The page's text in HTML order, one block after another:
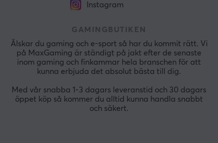
Instagram
GAMINGBUTIKEN
Älskar du gaming och e-sport så har du kommit rätt. Vi
på MaxGaming är ständigt på jakt efter de senaste
inom gaming och finkammar hela branschen för att
kunna erbjuda det absolut bästa till dig.
Med vår snabba 1-3 dagars leveranstid och 30 dagars
öppet köp så kommer du alltid kunna handla snabbt
och säkert.